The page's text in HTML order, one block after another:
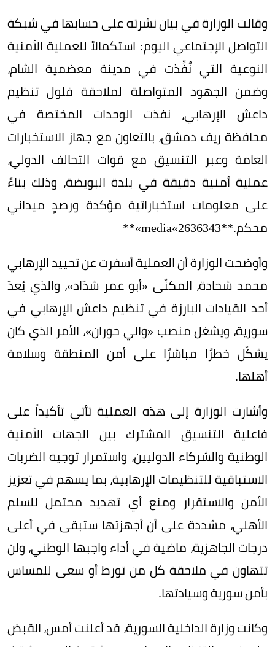
وقالت الوزارة في بيان نشرته على حسابها في شبكة
التواصل الإجتماعي اليوم: استكمالاً للعملية الأمنية
النوعية التي نُفِّذت في مدينة معضمية الشام،
وضمن الجهود المتواصلة لملاحقة فلول تنظيم
داعش الإرهابي، نفذت الوحدات المختصة في
محافظة ريف دمشق، بالتعاون مع جهاز الاستخبارات
العامة وعبر التنسيق مع قوات التحالف الدولي،
عملية أمنية دقيقة في بلدة البويضة، وذلك بناءً
على معلومات استخباراتية مؤكدة ورصدٍ ميداني
محكم.**media«2636343»**
وأوضحت الوزارة أن العملية أسفرت عن تحييد الإرهابي
محمد شحادة، المكنّى «أبو عمر شدّاد»، والذي يُعدّ
أحد القيادات البارزة في تنظيم داعش الإرهابي في
سورية، ويشغل منصب «والي حوران»، الأمر الذي كان
يشكّل خطرًا مباشرًا على أمن المنطقة وسلامة
أهلها.
وأشارت الوزارة إلى هذه العملية تأتي تأكيداً على
فاعلية التنسيق المشترك بين الجهات الأمنية
الوطنية والشركاء الدوليين، واستمرار توجيه الضربات
الاستباقية للتنظيمات الإرهابية، بما يسهم في تعزيز
الأمن والاستقرار ومنع أي تهديد محتمل للسلم
الأهلي، مشددة على أن أجهزتها ستبقى في أعلى
درجات الجاهزية، ماضية في أداء واجبها الوطني، ولن
تتهاون في ملاحقة كل من تورط أو سعى للمساس
بأمن سورية وسيادتها.
وكانت وزارة الداخلية السورية، قد أعلنت أمس، القبض